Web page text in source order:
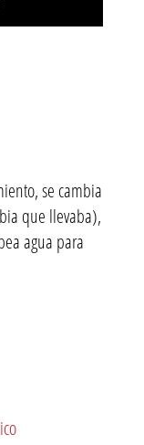
se cambia
que llevaba),
agua para